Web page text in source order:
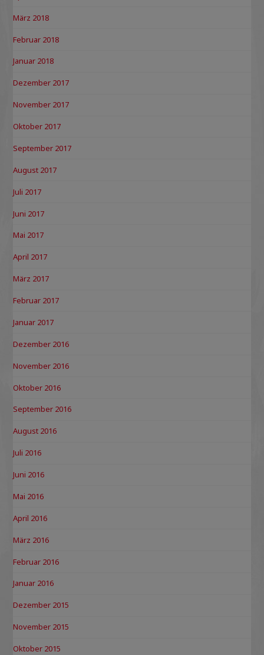
März 2018
Februar 2018
Januar 2018
Dezember 2017
November 2017
Oktober 2017
September 2017
August 2017
Juli 2017
Juni 2017
Mai 2017
April 2017
März 2017
Februar 2017
Januar 2017
Dezember 2016
November 2016
Oktober 2016
September 2016
August 2016
Juli 2016
Juni 2016
Mai 2016
April 2016
März 2016
Februar 2016
Januar 2016
Dezember 2015
November 2015
Oktober 2015